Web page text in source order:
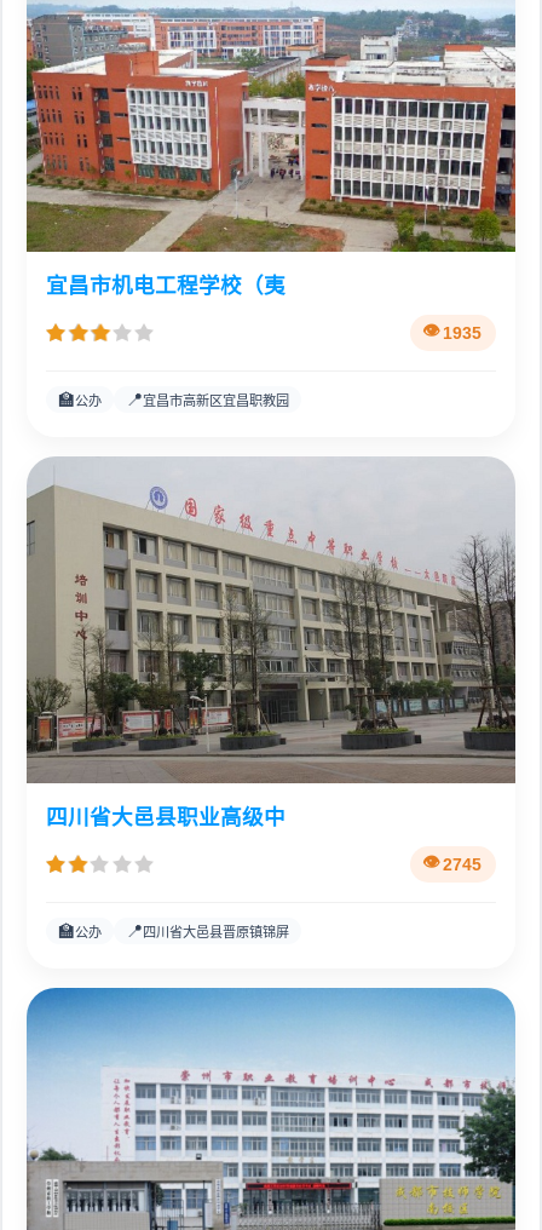
宜昌市机电工程学校（夷
1935
🏫公办 📍宜昌市高新区宜昌职教园
四川省大邑县职业高级中
2745
🏫公办 📍四川省大邑县晋原镇锦屏